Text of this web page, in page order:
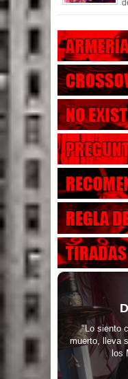
"Lo siento
muerto, lleva
los